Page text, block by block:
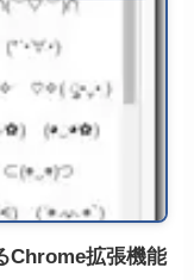
Chrome拡張機能